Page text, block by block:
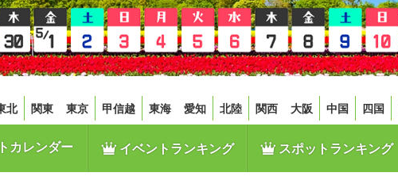
北 関東 東京 甲信越 東海 愛知 北陸 関西 大阪 中国 四国
カレンダー イベントランキング スポットランキング